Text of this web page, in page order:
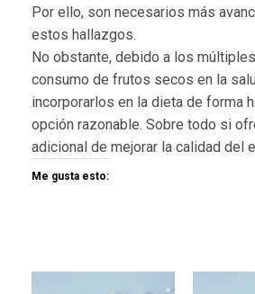
Por ello, son necesarios más
estos hallazgos.
No obstante, debido a los
consumo de frutos secos en la
incorporarlos en la dieta de forma
opción razonable. Sobre todo si
adicional de mejorar la calidad del
Me gusta esto: